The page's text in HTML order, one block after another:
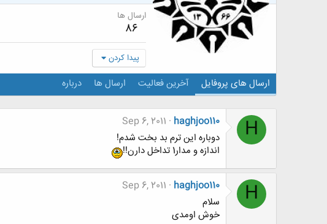
ارسال ها
86
پیدا کردن
ارسال های پروفایل آخرین فعالیت ارسال ها درباره
H
haghjoo110
Sep 6, 2011
دوباره این ترم بد بخت شدم!
اندازه و مدار1 تداخل دارن!!
H
haghjoo110
Sep 6, 2011
سلام
خوش اومدی